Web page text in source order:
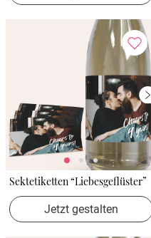
Sektetiketten “Liebesgeflüster”
Jetzt gestalten